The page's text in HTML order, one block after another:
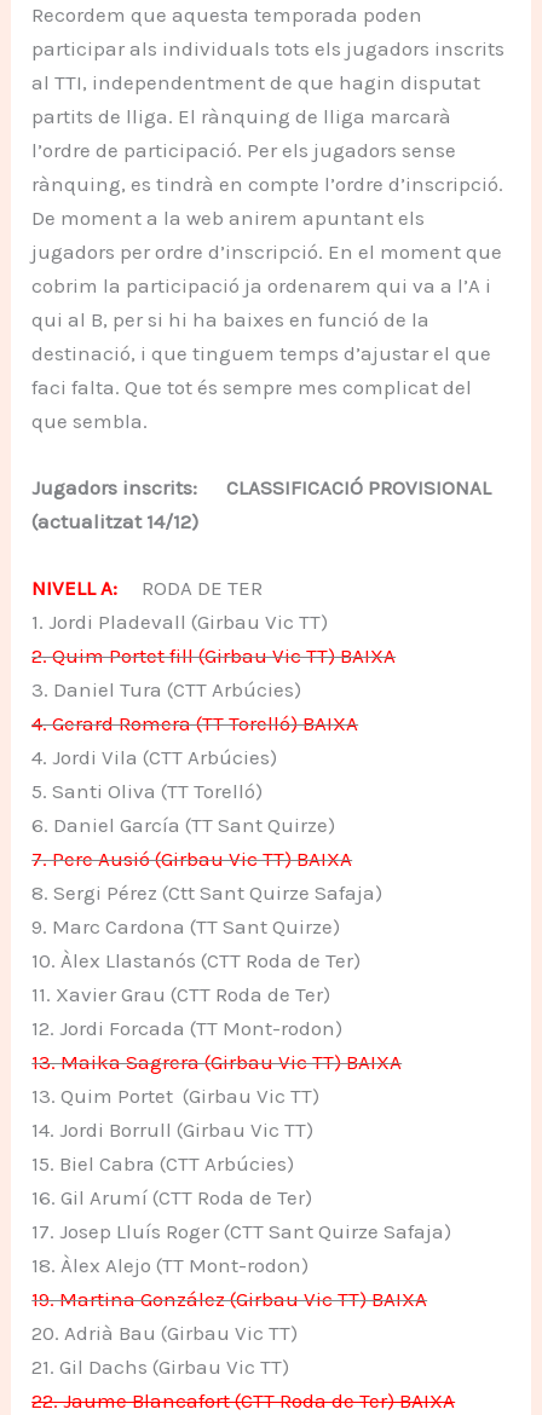
Recordem que aquesta temporada poden
participar als individuals tots els jugadors inscrits
al TTI, independentment de que hagin disputat
partits de lliga. El rànquing de lliga marcarà
l’ordre de participació. Per els jugadors sense
rànquing, es tindrà en compte l’ordre d’inscripció.
De moment a la web anirem apuntant els
jugadors per ordre d’inscripció. En el moment que
cobrim la participació ja ordenarem qui va a l’A i
qui al B, per si hi ha baixes en funció de la
destinació, i que tinguem temps d’ajustar el que
faci falta. Que tot és sempre mes complicat del
que sembla.
Jugadors inscrits: CLASSIFICACIÓ PROVISIONAL
(actualitzat 14/12)
NIVELL A: RODA DE TER
1. Jordi Pladevall (Girbau Vic TT)
2. Quim Portet fill (Girbau Vic TT) BAIXA
3. Daniel Tura (CTT Arbúcies)
4. Gerard Romera (TT Torelló) BAIXA
4. Jordi Vila (CTT Arbúcies)
5. Santi Oliva (TT Torelló)
6. Daniel García (TT Sant Quirze)
7. Pere Ausió (Girbau Vic TT) BAIXA
8. Sergi Pérez (Ctt Sant Quirze Safaja)
9. Marc Cardona (TT Sant Quirze)
10. Àlex Llastanós (CTT Roda de Ter)
11. Xavier Grau (CTT Roda de Ter)
12. Jordi Forcada (TT Mont-rodon)
13. Maika Sagrera (Girbau Vic TT) BAIXA
13. Quim Portet (Girbau Vic TT)
14. Jordi Borrull (Girbau Vic TT)
15. Biel Cabra (CTT Arbúcies)
16. Gil Arumí (CTT Roda de Ter)
17. Josep Lluís Roger (CTT Sant Quirze Safaja)
18. Àlex Alejo (TT Mont-rodon)
19. Martina González (Girbau Vic TT) BAIXA
20. Adrià Bau (Girbau Vic TT)
21. Gil Dachs (Girbau Vic TT)
22. Jaume Blancafort (CTT Roda de Ter) BAIXA